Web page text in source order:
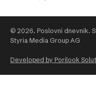
© 2026. Poslovni dnevnik.
Styria Media Group AG
Developed by Porilook